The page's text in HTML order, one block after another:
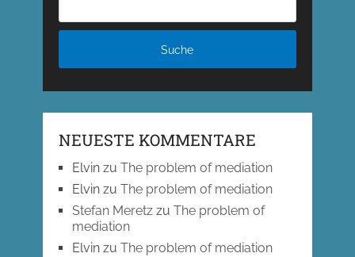
NEUESTE KOMMENTARE
Elvinzu The problem of mediation
Elvinzu The problem of mediation
Stefan Meretzzu The problem of
mediation
Elvinzu The problem of mediation